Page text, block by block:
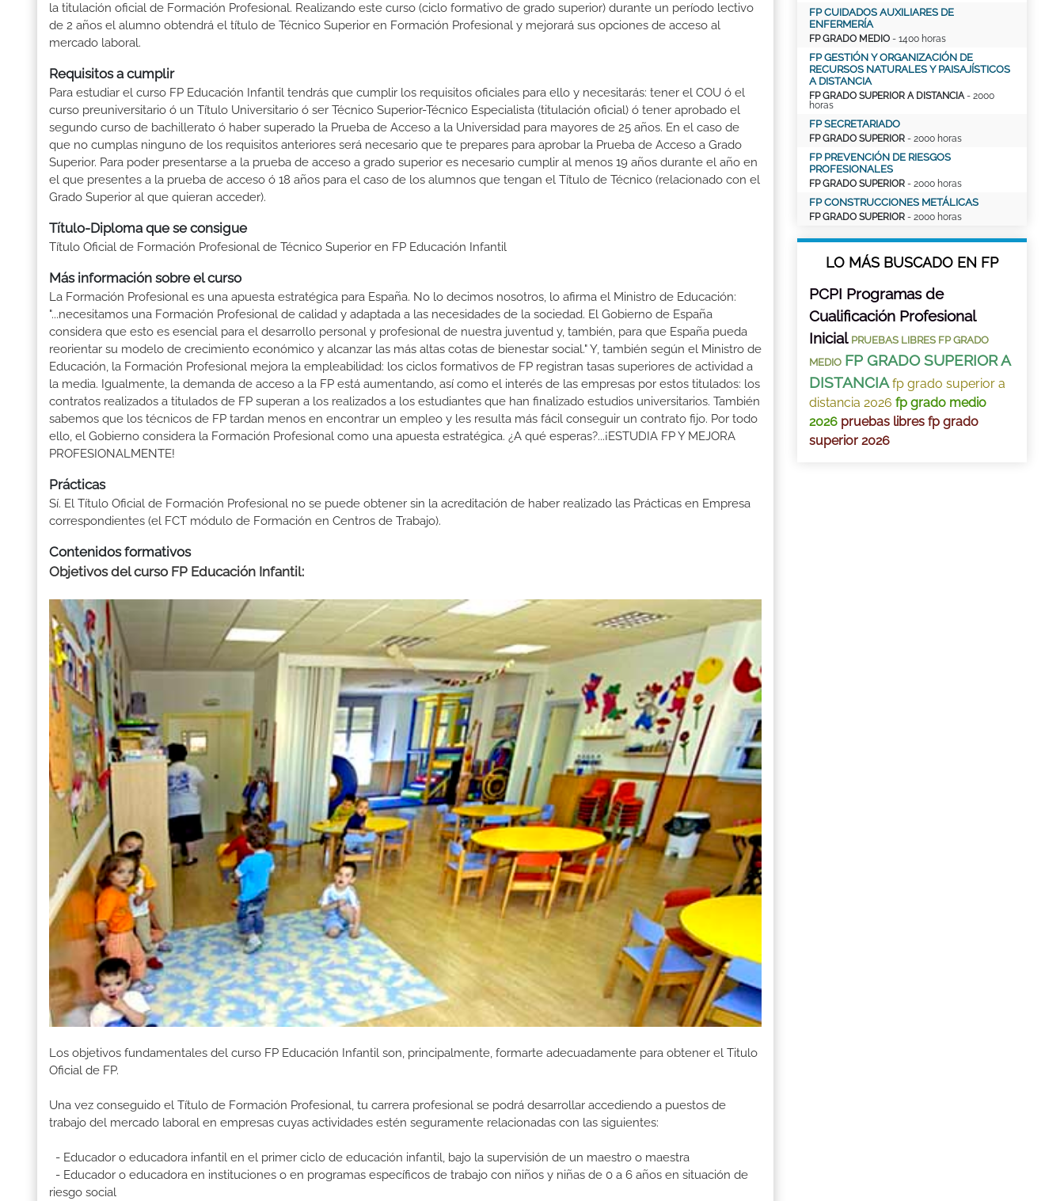
la titulación oficial de Formación Profesional. Realizando este curso (ciclo formativo de grado superior) durante un período lectivo
de 2 años el alumno obtendrá el título de Técnico Superior en Formación Profesional y mejorará sus opciones de acceso al
mercado laboral.
Requisitos a cumplir
Para estudiar el curso FP Educación Infantil tendrás que cumplir los requisitos oficiales para ello y necesitarás: tener el COU ó el
curso preuniversitario ó un Título Universitario ó ser Técnico Superior-Técnico Especialista (titulación oficial) ó tener aprobado el
segundo curso de bachillerato ó haber superado la Prueba de Acceso a la Universidad para mayores de 25 años. En el caso de
que no cumplas ninguno de los requisitos anteriores será necesario que te prepares para aprobar la Prueba de Acceso a Grado
Superior. Para poder presentarse a la prueba de acceso a grado superior es necesario cumplir al menos 19 años durante el año en
el que presentes a la prueba de acceso ó 18 años para el caso de los alumnos que tengan el Título de Técnico (relacionado con el
Grado Superior al que quieran acceder).
Título-Diploma que se consigue
Título Oficial de Formación Profesional de Técnico Superior en FP Educación Infantil
Más información sobre el curso
La Formación Profesional es una apuesta estratégica para España. No lo decimos nosotros, lo afirma el Ministro de Educación:
"...necesitamos una Formación Profesional de calidad y adaptada a las necesidades de la sociedad. El Gobierno de España
considera que esto es esencial para el desarrollo personal y profesional de nuestra juventud y, también, para que España pueda
reorientar su modelo de crecimiento económico y alcanzar las más altas cotas de bienestar social." Y, también según el Ministro de
Educación, la Formación Profesional mejora la empleabilidad: los ciclos formativos de FP registran tasas superiores de actividad a
la media. Igualmente, la demanda de acceso a la FP está aumentando, así como el interés de las empresas por estos titulados: los
contratos realizados a titulados de FP superan a los realizados a los estudiantes que han finalizado estudios universitarios. También
sabemos que los técnicos de FP tardan menos en encontrar un empleo y les resulta más fácil conseguir un contrato fijo. Por todo
ello, el Gobierno considera la Formación Profesional como una apuesta estratégica. ¿A qué esperas?...¡ESTUDIA FP Y MEJORA
PROFESIONALMENTE!
Prácticas
Sí. El Título Oficial de Formación Profesional no se puede obtener sin la acreditación de haber realizado las Prácticas en Empresa
correspondientes (el FCT módulo de Formación en Centros de Trabajo).
Contenidos formativos
Objetivos del curso FP Educación Infantil:
Los objetivos fundamentales del curso FP Educación Infantil son, principalmente, formarte adecuadamente para obtener el Titulo
Oficial de FP.
Una vez conseguido el Título de Formación Profesional, tu carrera profesional se podrá desarrollar accediendo a puestos de
trabajo del mercado laboral en empresas cuyas actividades estén seguramente relacionadas con las siguientes:
- Educador o educadora infantil en el primer ciclo de educación infantil, bajo la supervisión de un maestro o maestra
- Educador o educadora en instituciones o en programas específicos de trabajo con niños y niñas de 0 a 6 años en situación de
riesgo social
FP CUIDADOS AUXILIARES DE
ENFERMERÍA
FP GRADO MEDIO - 1400 horas
FP GESTIÓN Y ORGANIZACIÓN DE
RECURSOS NATURALES Y PAISAJÍSTICOS
A DISTANCIA
FP GRADO SUPERIOR A DISTANCIA- 2000
horas
FP SECRETARIADO
FP GRADO SUPERIOR - 2000 horas
FP PREVENCIÓN DE RIESGOS
PROFESIONALES
FP GRADO SUPERIOR - 2000 horas
FP CONSTRUCCIONES METÁLICAS
FP GRADO SUPERIOR - 2000 horas
LO MÁS BUSCADO EN FP
PCPI Programas de
Cualificación Profesional
Inicial PRUEBAS LIBRES FP GRADO
MEDIO FP GRADO SUPERIOR A
DISTANCIA fp grado superior a
distancia 2026 fp grado medio
2026 pruebas libres fp grado
superior 2026